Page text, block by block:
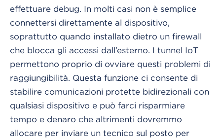
effettuare debug. In molti casi non è semplice
connettersi direttamente al dispositivo,
soprattutto quando installato dietro un firewall
che blocca gli accessi dall’esterno. I tunnel IoT
permettono proprio di ovviare questi problemi di
raggiungibilità. Questa funzione ci consente di
stabilire comunicazioni protette bidirezionali con
qualsiasi dispositivo e può farci risparmiare
tempo e denaro che altrimenti dovremmo
allocare per inviare un tecnico sul posto per